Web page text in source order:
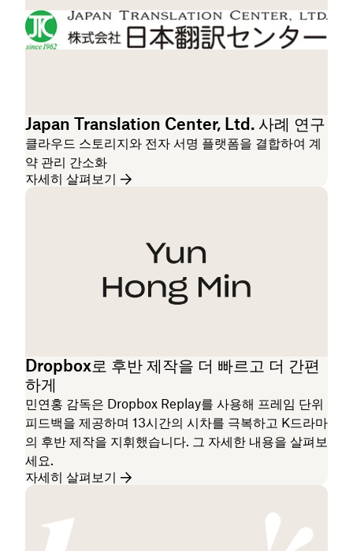
Japan Translation Center, Ltd. 사례 연구
클라우드 스토리지와 전자 서명 플랫폼을 결합하여 계
약 관리 간소화
자세히 살펴보기
Dropbox로 후반 제작을 더 빠르고 더 간편
하게
민연홍 감독은 Dropbox Replay를 사용해 프레임 단위
피드백을 제공하며 13시간의 시차를 극복하고 K드라마
의 후반 제작을 지휘했습니다. 그 자세한 내용을 살펴보
세요.
자세히 살펴보기